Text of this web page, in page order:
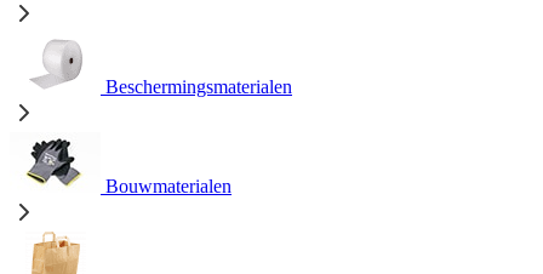
Beschermingsmaterialen
Bouwmaterialen